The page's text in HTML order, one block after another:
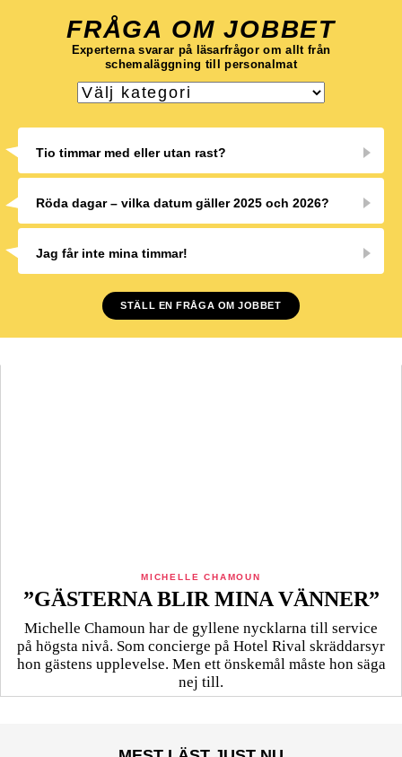
FRÅGA OM JOBBET
Experterna svarar på läsarfrågor om allt från
schemaläggning till personalmat
Tio timmar med eller utan rast?
Röda dagar – vilka datum gäller 2025 och 2026?
Jag får inte mina timmar!
STÄLL EN FRÅGA OM JOBBET
MICHELLE CHAMOUN
”GÄSTERNA BLIR MINA VÄNNER”
Michelle Chamoun har de gyllene nycklarna till service
på högsta nivå. Som concierge på Hotel Rival skräddarsyr
hon gästens upp­levelse. Men ett önskemål måste hon säga
nej till.